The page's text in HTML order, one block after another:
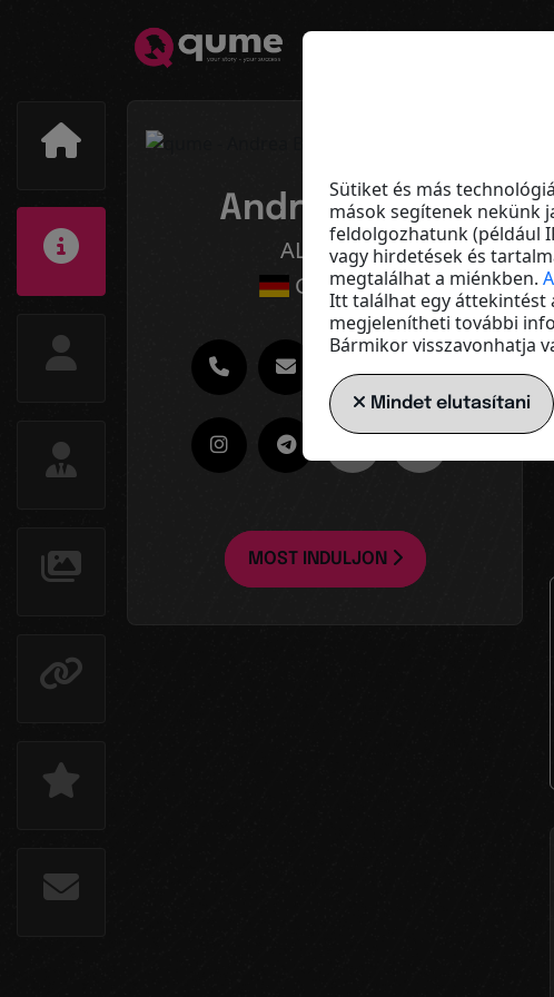
Andrea Bick
ALEONN
Germany
MOST INDULJON
Sütiket és más
mások segítenek nekünk
feldolgozhatunk (például
vagy hirdetések és
megtalálhat a miénkben.
Itt találhat egy áttekintést
megjelenítheti további
Bármikor visszavonhatja
Mindet elutasítani